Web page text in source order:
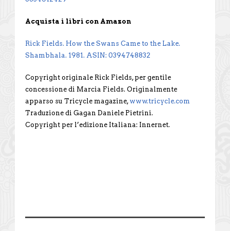
Acquista i libri con Amazon
Rick Fields. How the Swans Came to the Lake.
Shambhala. 1981. ASIN: 0394748832
Copyright originale Rick Fields, per gentile
concessione di Marcia Fields. Originalmente
apparso su Tricycle magazine, www.tricycle.com
Traduzione di Gagan Daniele Pietrini.
Copyright per l’edizione Italiana: Innernet.